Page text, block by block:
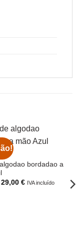
bordadao a
O
29,00 €OIVA incluído